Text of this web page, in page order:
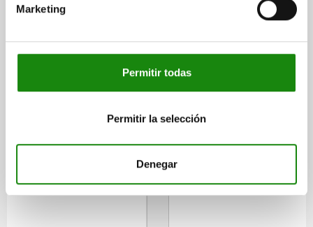
Marketing
Permitir todas
Permitir la selección
Denegar
05595-01
DESIGN con accionamiento de doble filo